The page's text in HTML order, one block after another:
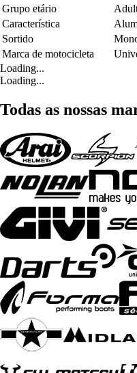
Grupo etário
Característica
Sortido
Marca de motocicleta
Loading...
Loading...
Todas as nossas